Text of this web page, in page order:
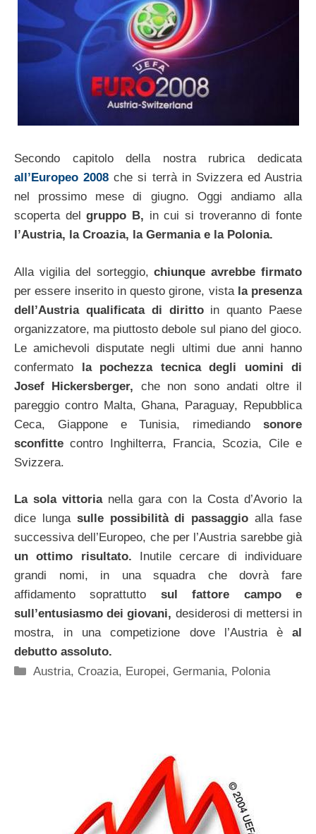
Secondo capitolo della nostra rubrica dedicata
all’Europeo 2008 che si terrà in Svizzera ed Austria
nel prossimo mese di giugno. Oggi andiamo alla
scoperta delgruppo B, in cui si troveranno di fonte
l’Austria, la Croazia, la Germania e la Polonia.
Alla vigilia del sorteggio,chiunque avrebbe firmato
per essere inserito in questo girone, vista la presenza
dell’Austria qualificata di diritto in quanto Paese
organizzatore, ma piuttosto debole sul piano del gioco.
Le amichevoli disputate negli ultimi due anni hanno
confermato la pochezza tecnica degli uomini di
Josef Hickersberger, che non sono andati oltre il
pareggio contro Malta, Ghana, Paraguay, Repubblica
Ceca, Giappone e Tunisia, rimediando sonore
sconfittecontro Inghilterra, Francia, Scozia, Cile e
Svizzera.
La sola vittoria nella gara con la Costa d’Avorio la
dice lunga sulle possibilità di passaggioalla fase
successiva dell’Europeo, che per l’Austria sarebbe già
un ottimo risultato. Inutile cercare di individuare
grandi nomi, in una squadra che dovrà fare
affidamento soprattutto sul fattore campo e
sull’entusiasmo dei giovani, desiderosi di mettersi in
mostra, in una competizione dove l’Austria è al
debutto assoluto.
Categorie
Austria, Croazia, Europei, Germania, Polonia